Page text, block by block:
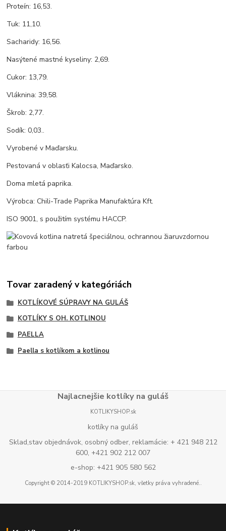
Proteín: 16,53.
Tuk: 11,10.
Sacharidy: 16,56.
Nasýtené mastné kyseliny: 2,69.
Cukor: 13,79.
Vláknina: 39,58.
Škrob: 2,77.
Sodík: 0,03..
Vyrobené v Maďarsku.
Pestovaná v oblasťi Kalocsa, Maďarsko.
Doma mletá paprika.
Výrobca: Chili-Trade Paprika Manufaktúra Kft.
ISO 9001, s použitím systému HACCP.
Tovar zaradený v kategóriách
KOTLÍKOVÉ SÚPRAVY NA GULÁŠ
KOTLÍKY S OH. KOTLINOU
PAELLA
Paella s kotlíkom a kotlinou
Najlacnejšie kotlíky na guláš
KOTLIKYSHOP.sk
kotlíky na guláš
Sklad,stav objednávok, osobný odber, reklamácie: + 421 948 212
600, +421 902 212 007
e-shop: +421 905 580 562
Copyright © 2014-2019 KOTLIKYSHOP.sk, všetky práva vyhradené..